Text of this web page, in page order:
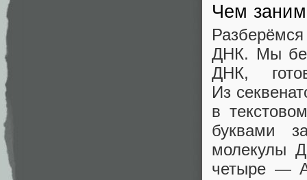
Чем
ДНК. Мы
ДНК,
Из
в
буквами
молекулы
четыре —